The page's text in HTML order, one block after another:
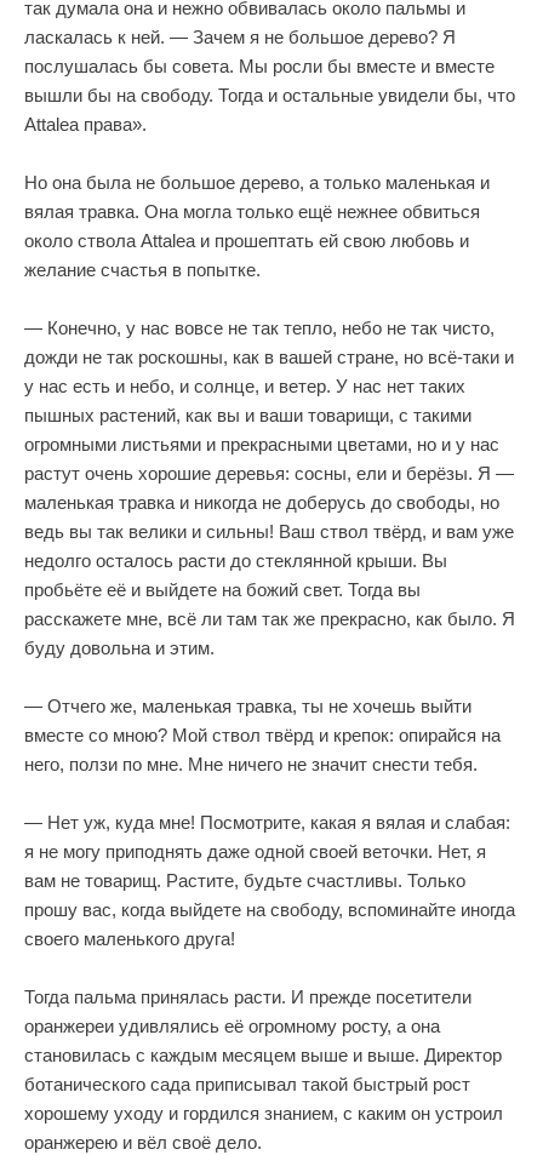
так думала она и нежно обвивалась около пальмы и
ласкалась к ней. — Зачем я не большое дерево? Я
послушалась бы совета. Мы росли бы вместе и вместе
вышли бы на свободу. Тогда и остальные увидели бы, что
Attalea права».
Но она была не большое дерево, а только маленькая и
вялая травка. Она могла только ещё нежнее обвиться
около ствола Attalea и прошептать ей свою любовь и
желание счастья в попытке.
— Конечно, у нас вовсе не так тепло, небо не так чисто,
дожди не так роскошны, как в вашей стране, но всё-таки и
у нас есть и небо, и солнце, и ветер. У нас нет таких
пышных растений, как вы и ваши товарищи, с такими
огромными листьями и прекрасными цветами, но и у нас
растут очень хорошие деревья: сосны, ели и берёзы. Я —
маленькая травка и никогда не доберусь до свободы, но
ведь вы так велики и сильны! Ваш ствол твёрд, и вам уже
недолго осталось расти до стеклянной крыши. Вы
пробьёте её и выйдете на божий свет. Тогда вы
расскажете мне, всё ли там так же прекрасно, как было. Я
буду довольна и этим.
— Отчего же, маленькая травка, ты не хочешь выйти
вместе со мною? Мой ствол твёрд и крепок: опирайся на
него, ползи по мне. Мне ничего не значит снести тебя.
— Нет уж, куда мне! Посмотрите, какая я вялая и слабая:
я не могу приподнять даже одной своей веточки. Нет, я
вам не товарищ. Растите, будьте счастливы. Только
прошу вас, когда выйдете на свободу, вспоминайте иногда
своего маленького друга!
Тогда пальма принялась расти. И прежде посетители
оранжереи удивлялись её огромному росту, а она
становилась с каждым месяцем выше и выше. Директор
ботанического сада приписывал такой быстрый рост
хорошему уходу и гордился знанием, с каким он устроил
оранжерею и вёл своё дело.